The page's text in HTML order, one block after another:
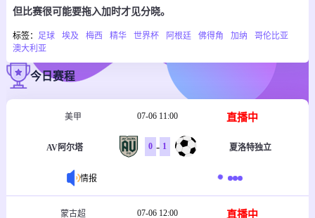
但比赛很可能要拖入加时才见分晓。
标签： 足球 埃及 梅西 精华 世界杯 阿根廷 佛得角 加纳
哥伦比亚
澳大利亚
今日赛程
美甲 07-06 11:00 直播中
AV阿尔塔 0 - 1 夏洛特独立
情报
蒙古超 07-06 12:00 直播中